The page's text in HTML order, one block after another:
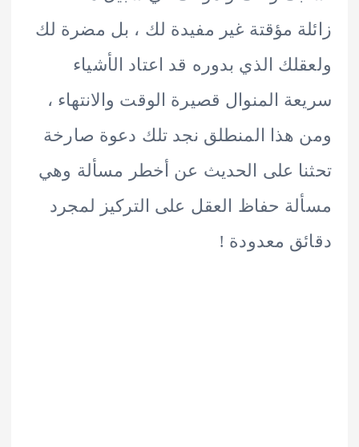
مؤقتة غير مفيدة لك ، بل مضرة لك
الذي بدوره قد اعتاد الأشياء
المنوال قصيرة الوقت والانتهاء ،
هذا المنطلق نجد تلك دعوة صارخة
على الحديث عن أخطر مسألة وهي
حفاظ العقل على التركيز لمجرد
معدودة !